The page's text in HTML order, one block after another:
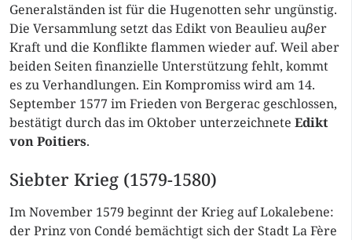
Generalständen ist für die Hugenotten sehr ungünstig.
Die Versammlung setzt das Edikt von Beaulieu auβer
Kraft und die Konflikte flammen wieder auf. Weil aber
beiden Seiten finanzielle Unterstützung fehlt, kommt
es zu Verhandlungen. Ein Kompromiss wird am 14.
September 1577 im Frieden von Bergerac geschlossen,
bestätigt durch das im Oktober unterzeichnete Edikt
von Poitiers.
Siebter Krieg (1579-1580)
Im November 1579 beginnt der Krieg auf Lokalebene:
der Prinz von Condé bemächtigt sich der Stadt La Fère